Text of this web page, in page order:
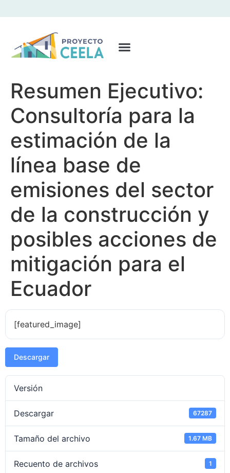
Resumen Ejecutivo:
Consultoría para la
estimación de la
línea base de
emisiones del sector
de la construcción y
posibles acciones de
mitigación para el
Ecuador
[featured_image]
Descargar
Versión
Descargar 67287
Tamaño del archivo 1.67 MB
Recuento de archivos 1